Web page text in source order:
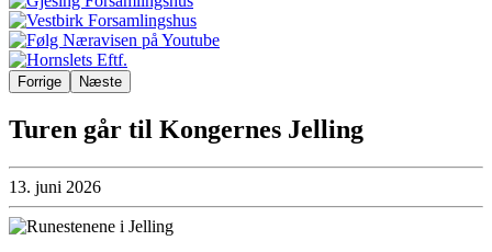
Forrige Næste
Turen går til Kongernes Jelling
13. juni 2026